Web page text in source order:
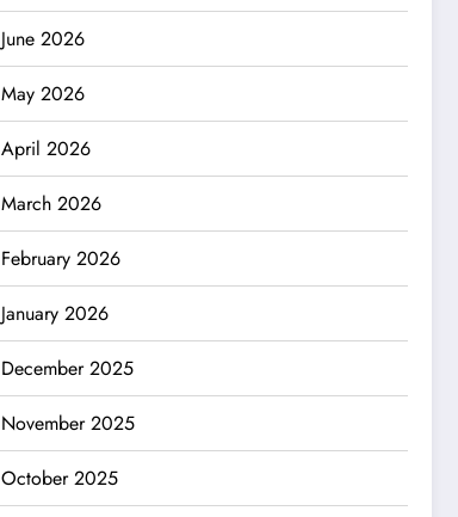
June 2026
May 2026
April 2026
March 2026
February 2026
January 2026
December 2025
November 2025
October 2025